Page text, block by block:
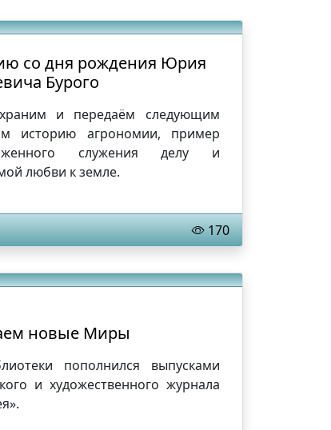
со дня рождения Юрия
Бурого
и передаём следующим
историю агрономии, пример
служения делу и
любви к земле.
170
новые Миры
пополнился выпусками
и художественного журнала